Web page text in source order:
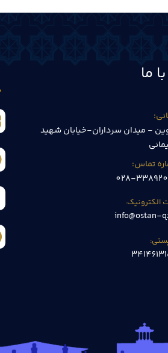
ما
- میدان سرداران-خیابان شهید
تماس:
028-
الکترونیک:
info@ostan-